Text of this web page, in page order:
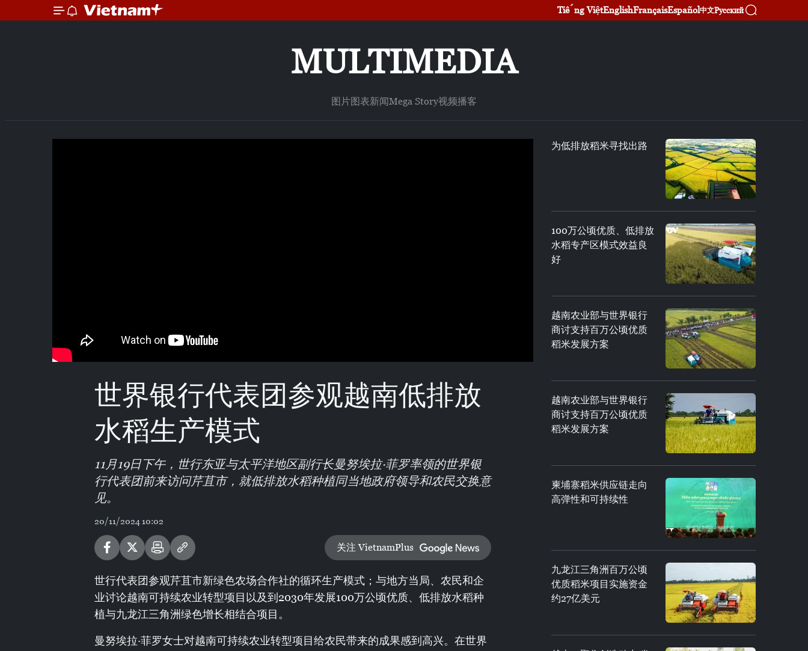
Tiếng ViệtEnglishFrançaisEspañol中文Русский
MULTIMEDIA
图片图表新闻Mega Story视频播客
世界银行代表团参观越南低排放
水稻生产模式
11月19日下午，世行东亚与太平洋地区副行长曼努埃拉·菲罗率领的世界银
行代表团前来访问芹苴市，就低排放水稻种植同当地政府领导和农民交换意
见。
20/11/2024 10:02
关注 VietnamPlus
世行代表团参观芹苴市新绿色农场合作社的循环生产模式；与地方当局、农民和企
业讨论越南可持续农业转型项目以及到2030年发展100万公顷优质、低排放水稻种
植与九龙江三角洲绿色增长相结合项目。
曼努埃拉·菲罗女士对越南可持续农业转型项目给农民带来的成果感到高兴。在世界
为低排放稻米寻找出路
100万公顷优质、低排放
水稻专产区模式效益良
好
越南农业部与世界银行
商讨支持百万公顷优质
稻米发展方案
越南农业部与世界银行
商讨支持百万公顷优质
稻米发展方案
柬埔寨稻米供应链走向
高弹性和可持续性
九龙江三角洲百万公顷
优质稻米项目实施资金
约27亿美元